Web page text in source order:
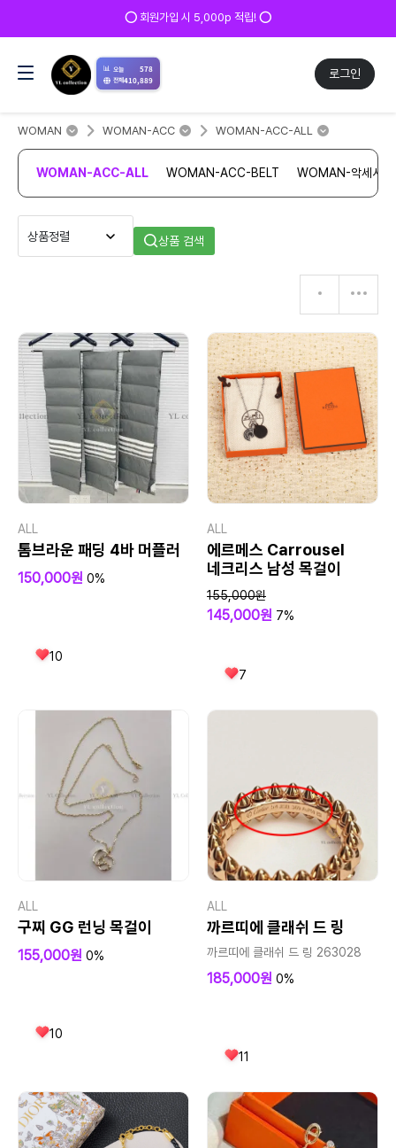
⭕ 회원가입 시 5,000p 적립! ⭕
로그인
📊 오늘 578
전체410,889
WOMAN WOMAN-ACC WOMAN-ACC-ALL
WOMAN-ACC-ALL WOMAN-ACC-BELT WOMAN-악세서리
상품 검색
ALL
톰브라운 패딩 4바 머플러
150,000원 0%
10
ALL
에르메스 Carrousel
네크리스 남성 목걸이
155,000원
145,000원 7%
7
ALL
구찌 GG 런닝 목걸이
155,000원 0%
10
ALL
까르띠에 클래쉬 드 링
까르띠에 클래쉬 드 링 263028
185,000원 0%
11